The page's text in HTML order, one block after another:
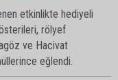
etkinlikte hediyeli
rölyef
ve Hacivat
eğlendi.